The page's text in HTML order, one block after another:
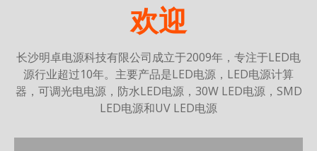
欢迎
长沙明卓电源科技有限公司成立于2009年，专注于LED电
源行业超过10年。主要产品是LED电源，LED电源计算
器，可调光电电源，防水LED电源，30W LED电源，SMD
LED电源和UV LED电源